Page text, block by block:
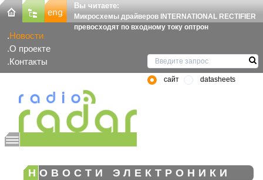
Вы читаете:
Микросхемы драйверов INTERNATIONAL RECTIFIER
превосходят по входному току оптрон
Новости
О проекте
Контакты
сайт datasheets
НОВОСТИ ЭЛЕКТРОНИКИ